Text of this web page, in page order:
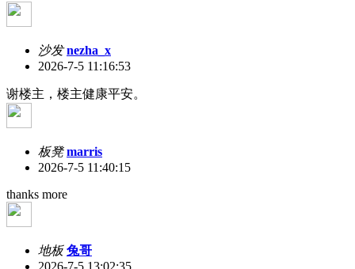
沙发 nezha_x
2026-7-5 11:16:53
谢楼主，楼主健康平安。
板凳 marris
2026-7-5 11:40:15
thanks more
地板 兔哥
2026-7-5 13:02:35